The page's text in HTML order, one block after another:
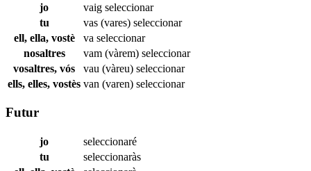
jo vaig seleccionar
tu
vas (vares) seleccionar
ell, ella, vostè
va seleccionar
nosaltres
vam (vàrem) seleccionar
vosaltres, vós
vau (vàreu) seleccionar
ells, elles, vostès van (varen) seleccionar
Futur
jo
seleccionaré
tu
seleccionaràs